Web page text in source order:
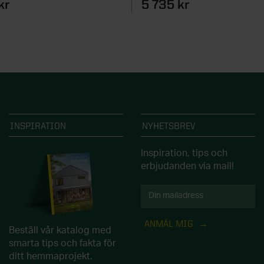
5 735 kr
INSPIRATION
Beställ vår katalog med
smarta tips och fakta för
ditt hemmaprojekt.
NYHETSBREV
Inspiration, tips och
erbjudanden via mail!
ANMÄL MIG